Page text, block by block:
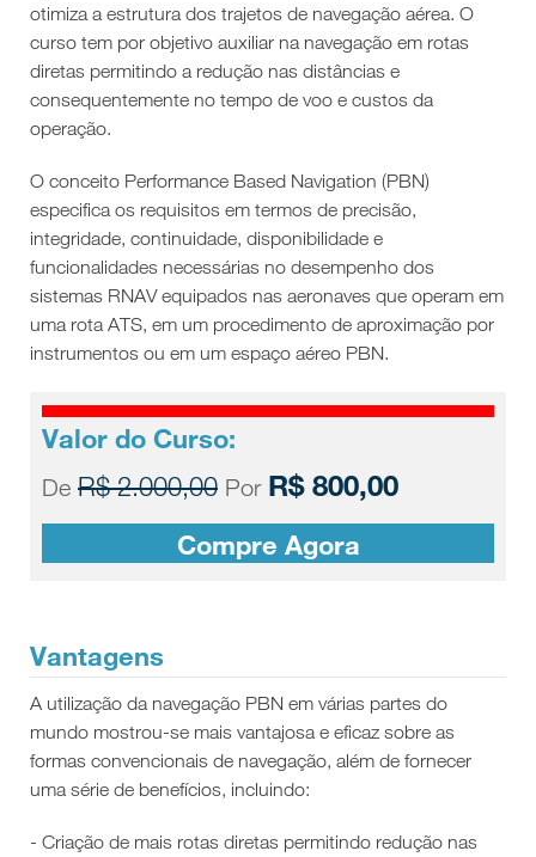
otimiza a estrutura dos trajetos de navegação aérea. O
curso tem por objetivo auxiliar na navegação em rotas
diretas permitindo a redução nas distâncias e
consequentemente no tempo de voo e custos da
operação.
O conceito Performance Based Navigation (PBN)
especifica os requisitos em termos de precisão,
integridade, continuidade, disponibilidade e
funcionalidades necessárias no desempenho dos
sistemas RNAV equipados nas aeronaves que operam em
uma rota ATS, em um procedimento de aproximação por
instrumentos ou em um espaço aéreo PBN.
Valor do Curso:
De R$ 2.000,00 Por R$ 800,00
Compre Agora
Vantagens
A utilização da navegação PBN em várias partes do
mundo mostrou-se mais vantajosa e eficaz sobre as
formas convencionais de navegação, além de fornecer
uma série de benefícios, incluindo:
- Criação de mais rotas diretas permitindo redução nas